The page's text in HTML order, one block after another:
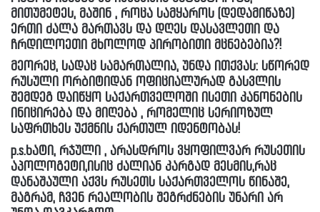
მითუმეტეს, მაშინ , როცა სამყაროს (დედამიწაზე)
ერთი ძალა მართავს და დღეს დასავლეთი და
ჩრდილოეთი მხოლოდ პირობითი მცნებებია?!
მეორეც, სადაც სამართალია, უნდა ითქვას: სწორედ
რუსული ორბიტიდან ოფიციალურად გასვლის
შემდეგ დაიწყო საქართველოში ისეთი კანონების
ინიცირება და მიღება , რომელიც სერიოზულ
საფრთხეს უქმნის ქართულ იდენტობას!
p.s.ხატი, რჯული , არასდროს ვყოფილვარ რუსეთის
აპოლოგეტი,ისიც ძალიან კარგად მესმის,რაც
დანაშაული აქვს რუსეთს საქართველოს წინაშე,
მაგრამ, ჩვენ რეალობის შეგრძნების უნარი არ